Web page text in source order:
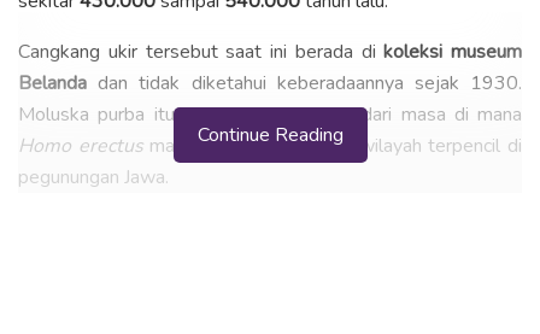
Cangkang ukir tersebut saat ini berada dikoleksi museum
Belanda dan tidak diketahui keberadaannya sejak 1930.
Moluska purba itu diperkirakan berasal dari masa di mana
Homo erectusmasih menghuni sebuah wilayah terpencil di
pegunungan Jawa.
Continue Reading